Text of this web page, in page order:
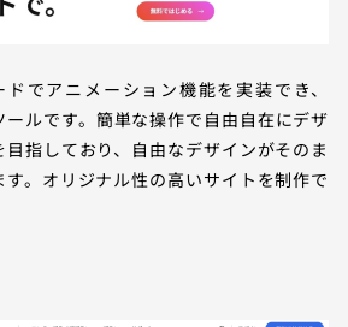
でアニメーション機能を実装でき、
ールです。簡単な操作で自由自在にデザ
指しており、自由なデザインがそのま
。オリジナル性の高いサイトを制作で